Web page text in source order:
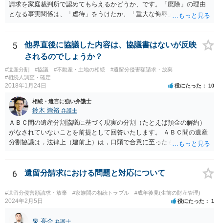
請求を家庭裁判所で認めてもらえるかどうか、です。「廃除」の理由
となる事実関係は、「虐待」をうけたか、「重大な侮辱」を受けた
「廃除」は遺言でも可能です（民法８９３条）。 弁護士に具体的な事
情を話して相談して、「廃除」が可能か、実際に法律相談を受けるこ
とをお勧めします。
5
他界直後に協議した内容は、協議書はないが反映
されるのでしょうか？
#遺産分割 #協議 #不動産・土地の相続
#遺留分侵害額請求・放棄
#相続人調査・確定
2018年1月24日 役にたった 10
相続・遺言に強い弁護士
鈴木 崇裕 弁護士
ＡＢＣ間の遺産分割協議に基づく現実の分割（たとえば預金の解約）
がなされていないことを前提として回答いたします。 ＡＢＣ間の遺産
分割協議は，法律上（建前上）は，口頭で合意に至ったものであって
ん。 また，不動産の名義を移転するためには，遺産分割協議書への署
名捺印を得る必要があります。 したがって，残念ながら，「ＡＢＣ間
難と思われます。 「ＡＢＣ間の遺産分割協議は未了のまま，ＡとＢが
死亡し，二次相続が発生した」という前提に基づいて協議を進める必
議の内容を前提とした主張をすることが最も有利ですが，ＡＢの相続
6 遺留分請求における問題と対応について
#遺留分侵害額請求・放棄 #家族間の相続トラブル #成年後見(生前の財産管理)
2024年2月5日 役にたった 1
泉 亮介 弁護士